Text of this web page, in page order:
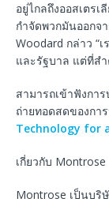
อยู่ไกลถึงออสเตร
กำจัดพวกมันออกจ
Woodard กล่าว “
และรัฐบาล แต่ที่ส
สามารถเข้าฟังกา
ถ่ายทอดสดของกา
Technology for
เกี่ยวกับ Montrose
Montrose เป็นบ